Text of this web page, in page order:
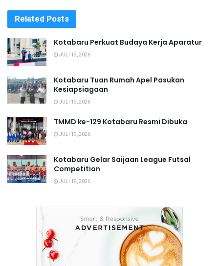
Related Posts
Kotabaru Perkuat Budaya Kerja Aparatur
JULI 19, 2026
Kotabaru Tuan Rumah Apel Pasukan
Kesiapsiagaan
JULI 19, 2026
TMMD ke-129 Kotabaru Resmi Dibuka
JULI 19, 2026
Kotabaru Gelar Saijaan League Futsal
Competition
JULI 19, 2026